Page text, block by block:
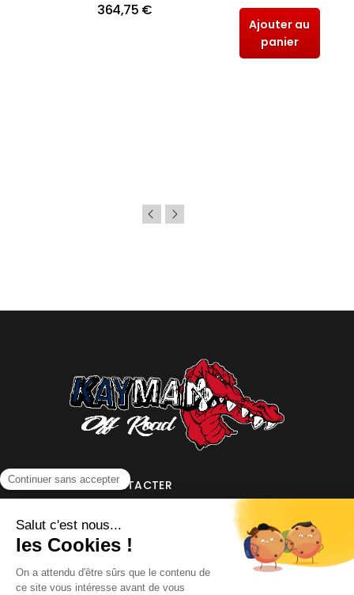
364,75 €
Ajouter au
panier
NOUS CONTACTER
INFORMATIONS